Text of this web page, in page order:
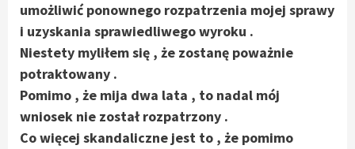
umożliwić ponownego rozpatrzenia mojej sprawy
i uzyskania sprawiedliwego wyroku .
Niestety myliłem się , że zostanę poważnie
potraktowany .
Pomimo , że mija dwa lata , to nadal mój
wniosek nie został rozpatrzony .
Co więcej skandaliczne jest to , że pomimo